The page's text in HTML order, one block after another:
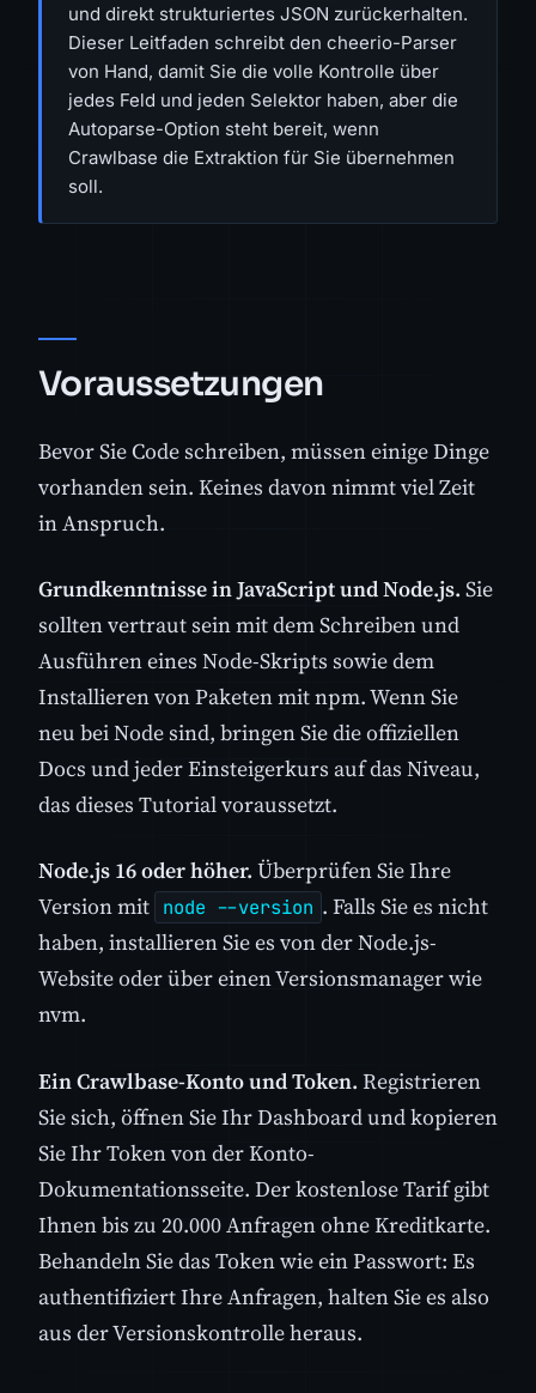
und direkt strukturiertes JSON zurückerhalten.
Dieser Leitfaden schreibt den cheerio-Parser
von Hand, damit Sie die volle Kontrolle über
jedes Feld und jeden Selektor haben, aber die
Autoparse-Option steht bereit, wenn
Crawlbase die Extraktion für Sie übernehmen
soll.
Voraussetzungen
Bevor Sie Code schreiben, müssen einige Dinge
vorhanden sein. Keines davon nimmt viel Zeit
in Anspruch.
Grundkenntnisse in JavaScript und Node.js. Sie
sollten vertraut sein mit dem Schreiben und
Ausführen eines Node-Skripts sowie dem
Installieren von Paketen mit npm. Wenn Sie
neu bei Node sind, bringen Sie die offiziellen
Docs und jeder Einsteigerkurs auf das Niveau,
das dieses Tutorial voraussetzt.
Node.js 16 oder höher. Überprüfen Sie Ihre
Version mit node --version . Falls Sie es nicht
haben, installieren Sie es von der Node.js-
Website oder über einen Versionsmanager wie
nvm.
Ein Crawlbase-Konto und Token. Registrieren
Sie sich, öffnen Sie Ihr Dashboard und kopieren
Sie Ihr Token von der Konto-
Dokumentationsseite. Der kostenlose Tarif gibt
Ihnen bis zu 20.000 Anfragen ohne Kreditkarte.
Behandeln Sie das Token wie ein Passwort: Es
authentifiziert Ihre Anfragen, halten Sie es also
aus der Versionskontrolle heraus.